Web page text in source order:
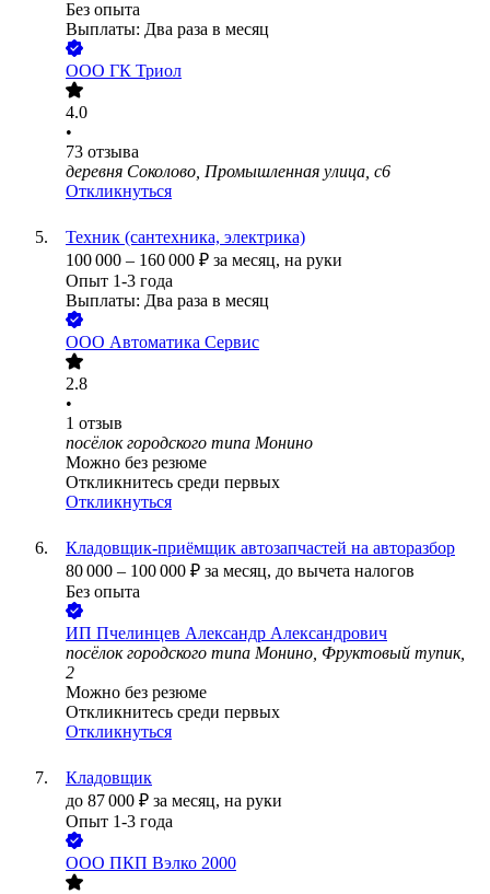
Без опыта
Выплаты: Два раза в месяц
ООО ГК Триол
4.0
•
73 отзыва
деревня Соколово, Промышленная улица, с6
Откликнуться
Техник (сантехника, электрика)
100 000 – 160 000 ₽ за месяц, на руки
Опыт 1-3 года
Выплаты: Два раза в месяц
ООО Автоматика Сервис
2.8
•
1 отзыв
посёлок городского типа Монино
Можно без резюме
Откликнитесь среди первых
Откликнуться
Кладовщик-приёмщик автозапчастей на авторазбор
80 000 – 100 000 ₽ за месяц, до вычета налогов
Без опыта
ИП Пчелинцев Александр Александрович
посёлок городского типа Монино, Фруктовый тупик,
2
Можно без резюме
Откликнитесь среди первых
Откликнуться
Кладовщик
до 87 000 ₽ за месяц, на руки
Опыт 1-3 года
ООО ПКП Вэлко 2000